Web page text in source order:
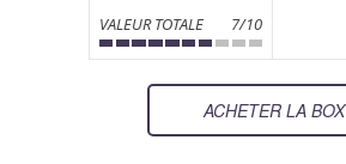
VALEUR TOTALE 7/10
ACHETER LA BOX